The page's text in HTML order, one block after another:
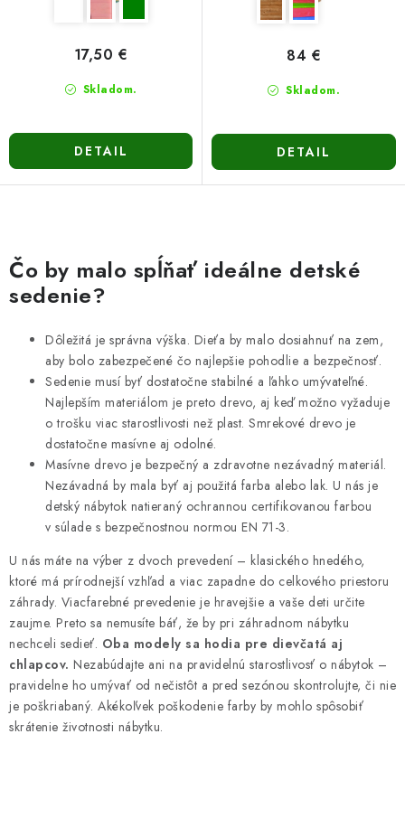
Skladom.
17,50 €
DETAIL
Skladom.
84 €
DETAIL
v
l
á
v
ý
p
i
s
u
Čo by malo spĺňať ideálne detské
sedenie?
Dôležitá je správna výška. Dieťa by malo dosiahnuť na zem,
aby bolo zabezpečené čo najlepšie pohodlie a bezpečnosť.
Sedenie musí byť dostatočne stabilné a ľahko umývateľné.
Najlepším materiálom je preto drevo, aj keď možno vyžaduje
o trošku viac starostlivosti než plast. Smrekové drevo je
dostatočne masívne aj odolné.
Masívne drevo je bezpečný a zdravotne nezávadný materiál.
Nezávadná by mala byť aj použitá farba alebo lak. U nás je
detský nábytok natieraný ochrannou certifikovanou farbou
v súlade s bezpečnostnou normou EN 71-3.
U nás máte na výber z dvoch prevedení – klasického hnedého,
ktoré má prírodnejší vzhľad a viac zapadne do celkového priestoru
záhrady. Viacfarebné prevedenie je hravejšie a vaše deti určite
zaujme. Preto sa nemusíte báť, že by pri záhradnom nábytku
nechceli sedieť. Oba modely sa hodia pre dievčatá aj
chlapcov. Nezabúdajte ani na pravidelnú starostlivosť o nábytok –
pravidelne ho umývať od nečistôt a pred sezónou skontrolujte, či nie
je poškriabaný. Akékoľvek poškodenie farby by mohlo spôsobiť
skrátenie životnosti nábytku.